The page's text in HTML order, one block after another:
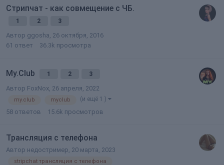
Стрипчат - как совмещение с ЧБ.
1 2 3
Автор ggosha 26 октября, 2016
61 ответ 36.3k просмотра
My.Club 1 2 3
Автор FoxNox 26 апреля, 2022
my.club myclub (и ещё 1 )
58 ответов 15.6k просмотров
Трансляция с телефона
Автор недостример 20 марта, 2023
stripchat трансляция с телефона